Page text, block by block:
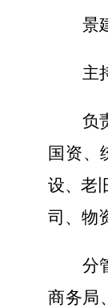
景
主
负
国资、
设、老
司、物
分
商务局、